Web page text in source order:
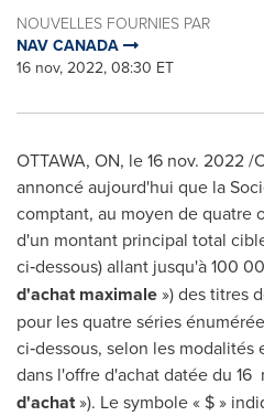
NOUVELLES FOURNIES PAR
NAV CANADA
16 nov, 2022, 08:30 ET
OTTAWA, ON, le16 nov. 2022/
annoncé aujourd'hui que la
comptant, au moyen de quatre
d'un montant principal total
ci‑dessous) allant jusqu'à 100
d'achat maximale») des titres
pour les quatre séries
ci‑dessous, selon les
dans l'offre d'achat datée du 16
d'achat»). Le symbole « $ »